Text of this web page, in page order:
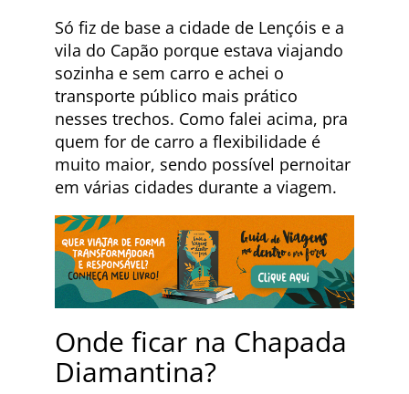
Só fiz de base a cidade de Lençóis e a
vila do Capão porque estava viajando
sozinha e sem carro e achei o
transporte público mais prático
nesses trechos. Como falei acima, pra
quem for de carro a flexibilidade é
muito maior, sendo possível pernoitar
em várias cidades durante a viagem.
Onde ficar na Chapada
Diamantina?